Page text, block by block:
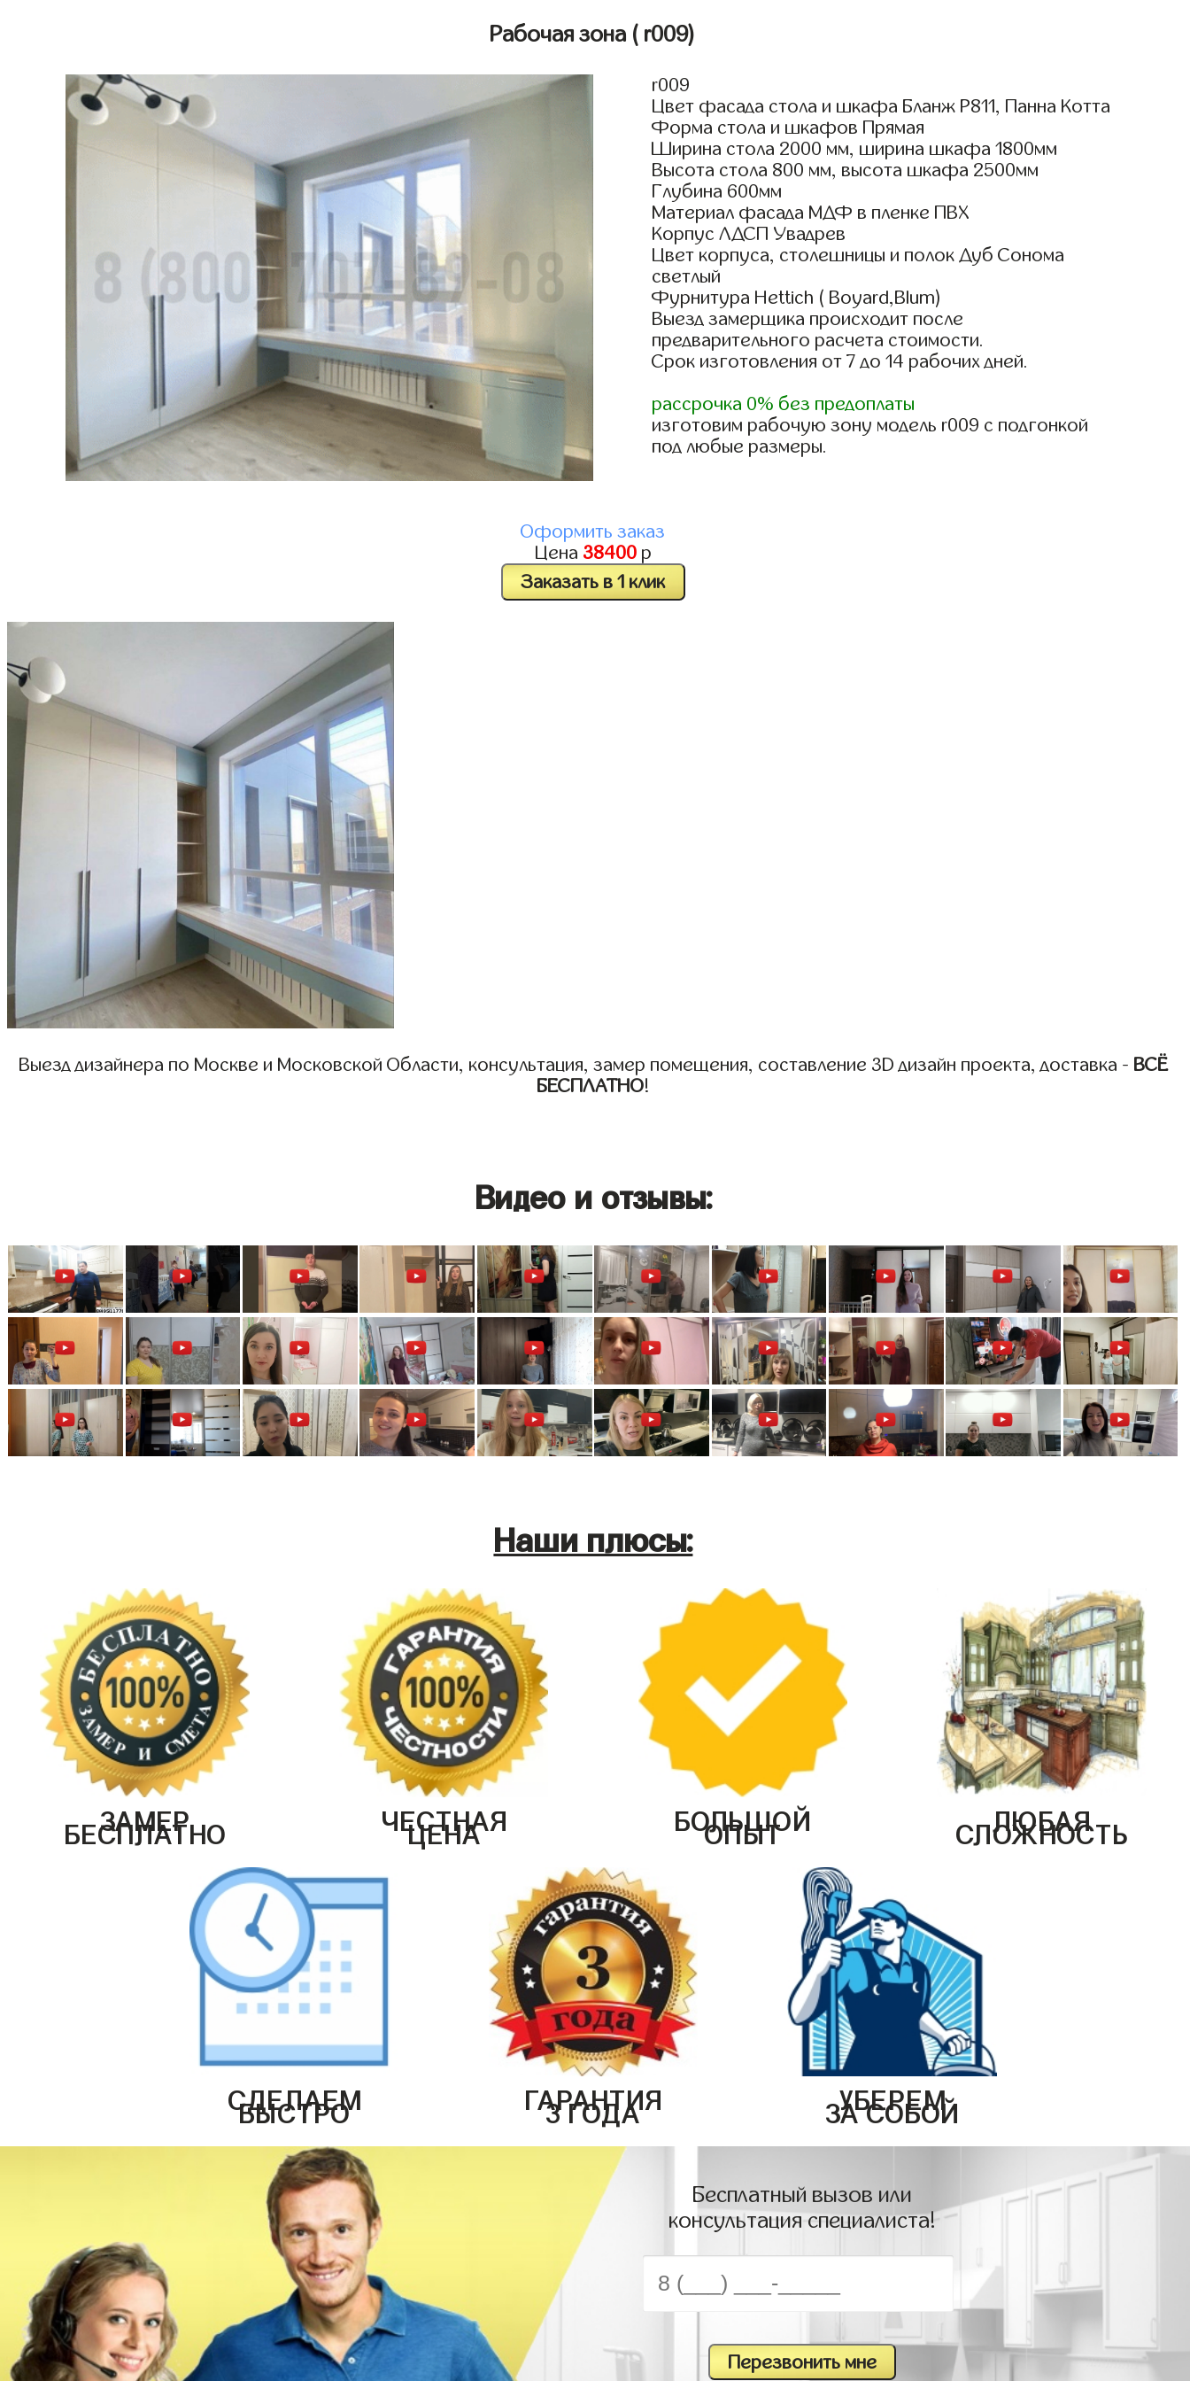
Рабочая зона ( r009)
r009
Цвет фасада стола и шкафа Бланж Р811, Панна Котта
Форма стола и шкафов Прямая
Ширина стола 2000 мм, ширина шкафа 1800мм
Высота стола 800 мм, высота шкафа 2500мм
Глубина 600мм
Материал фасада МДФ в пленке ПВХ
Корпус ЛДСП Увадрев
Цвет корпуса, столешницы и полок Дуб Сонома
светлый
Фурнитура Hettich ( Boyard,Blum)
Выезд замерщика происходит после
предварительного расчета стоимости.
Срок изготовления от 7 до 14 рабочих дней.
рассрочка 0% без предоплаты
изготовим рабочую зону модель r009 с подгонкой
под любые размеры.
Оформить заказ
Цена 38400р
Заказать в 1 клик
Выезд дизайнера по Москве и Московской Области, консультация, замер помещения, составление 3D дизайн проекта, доставка - ВСЁ
БЕСПЛАТНО!
Видео и отзывы:
Наши плюсы:
ЗАМЕР
БЕСПЛАТНО ЧЕСТНАЯ
ЦЕНА БОЛЬШОЙ
ОПЫТ ЛЮБАЯ
СЛОЖНОСТЬ
СДЕЛАЕМ
БЫСТРО ГАРАНТИЯ
3 ГОДА УБЕРЕМ
ЗА СОБОЙ
Бесплатный вызов или
консультация специалиста!